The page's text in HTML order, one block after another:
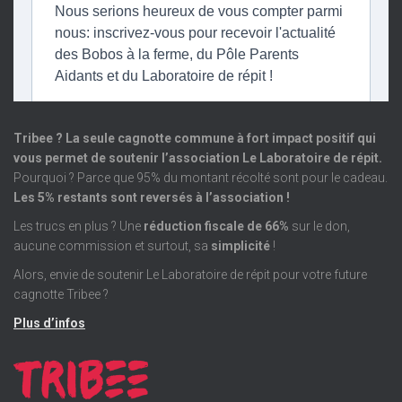
Tribee ? La seule cagnotte commune à fort impact positif qui
vous permet de soutenir l’association Le Laboratoire de répit.
Pourquoi ? Parce que 95% du montant récolté sont pour le cadeau.
Les 5% restants sont reversés à l’association !
Les trucs en plus ? Une réduction fiscale de 66% sur le don,
aucune commission et surtout, sa simplicité !
Alors, envie de soutenir Le Laboratoire de répit pour votre future
cagnotte Tribee ?
Plus d’infos